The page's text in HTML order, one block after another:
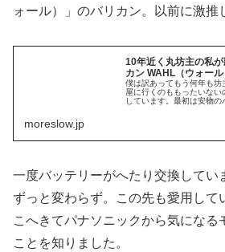
ォール）」のバリカン。以前に激推
10年近く丸坊主の私
カン WAHL（ウォール
僕は訳あってもう何年も
屋に行くのももったいない
しています。最初は安物の
moreslow.jp
一度バッテリーがへたり交換してい
ずっと変わらず。この先も愛用して
こへきてパナソニックから気になる
ことを知りました。